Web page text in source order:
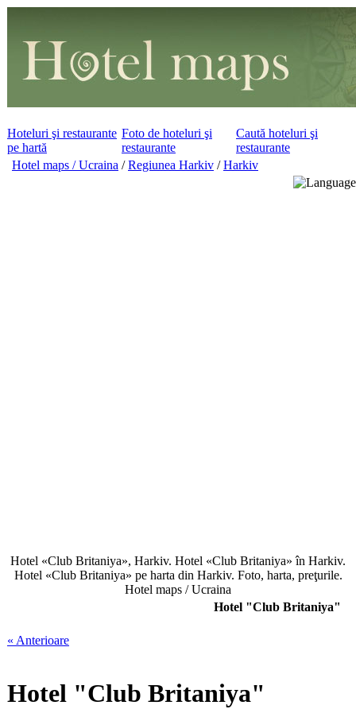
Hoteluri şi restaurante
pe hartă
Foto de hoteluri şi
restaurante
Caută hoteluri şi
restaurante
Hotel maps / Ucraina /Regiunea Harkiv /Harkiv
Hotel «Club Britaniya», Harkiv. Hotel «Club Britaniya» în Harkiv.
Hotel «Club Britaniya» pe harta din Harkiv. Foto, harta, preţurile.
Hotel maps / Ucraina
Hotel "Club Britaniya"
« Anterioare
Hotel "Club Britaniya"